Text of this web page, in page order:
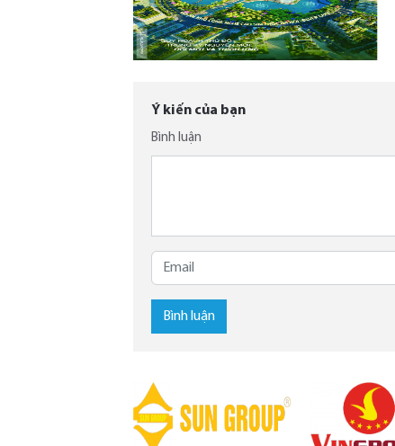
Ý kiến của bạn
Bình luận
Bình luận